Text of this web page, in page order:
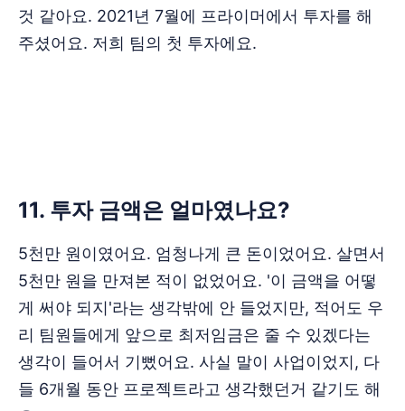
것 같아요. 2021년 7월에 프라이머에서 투자를 해
주셨어요. 저희 팀의 첫 투자에요.
‌‌‌‌‌‌11. 투자 금액은 얼마였나요?
5천만 원이였어요. 엄청나게 큰 돈이었어요. 살면서
5천만 원을 만져본 적이 없었어요. '이 금액을 어떻
게 써야 되지'라는 생각밖에 안 들었지만, 적어도 우
리 팀원들에게 앞으로 최저임금은 줄 수 있겠다는
생각이 들어서 기뻤어요. 사실 말이 사업이었지, 다
들 6개월 동안 프로젝트라고 생각했던거 같기도 해